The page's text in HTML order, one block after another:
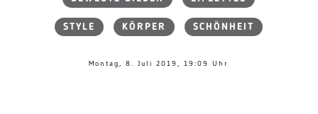
STYLE KÖRPER SCHÖNHEIT
Montag, 8. Juli 2019, 19:09 Uhr